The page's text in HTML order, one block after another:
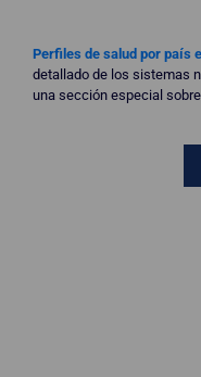
Perfiles de salud por país
detallado de los sistemas
una sección especial